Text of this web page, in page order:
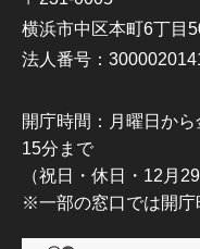
横浜市中区本町6丁目
法人番号：
開庁時間：月曜日か
15分まで
（祝日・休日・12月
※一部の窓口では開庁